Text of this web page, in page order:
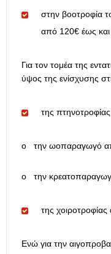
στην βοοτροφία
από 120€ έως
Για τον τομέα της
ύψος της ενίσχυσης
της πτηνοτροφίας
o την ωοπαραγωγό
o την
της
Ενώ για την